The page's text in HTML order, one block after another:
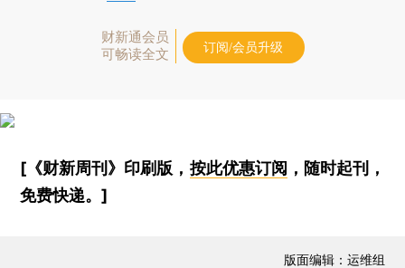
财新通会员
可畅读全文
订阅/会员升级
[《财新周刊》印刷版， 按此优惠订阅 ，随时起刊，
免费快递。]
版面编辑：运维组